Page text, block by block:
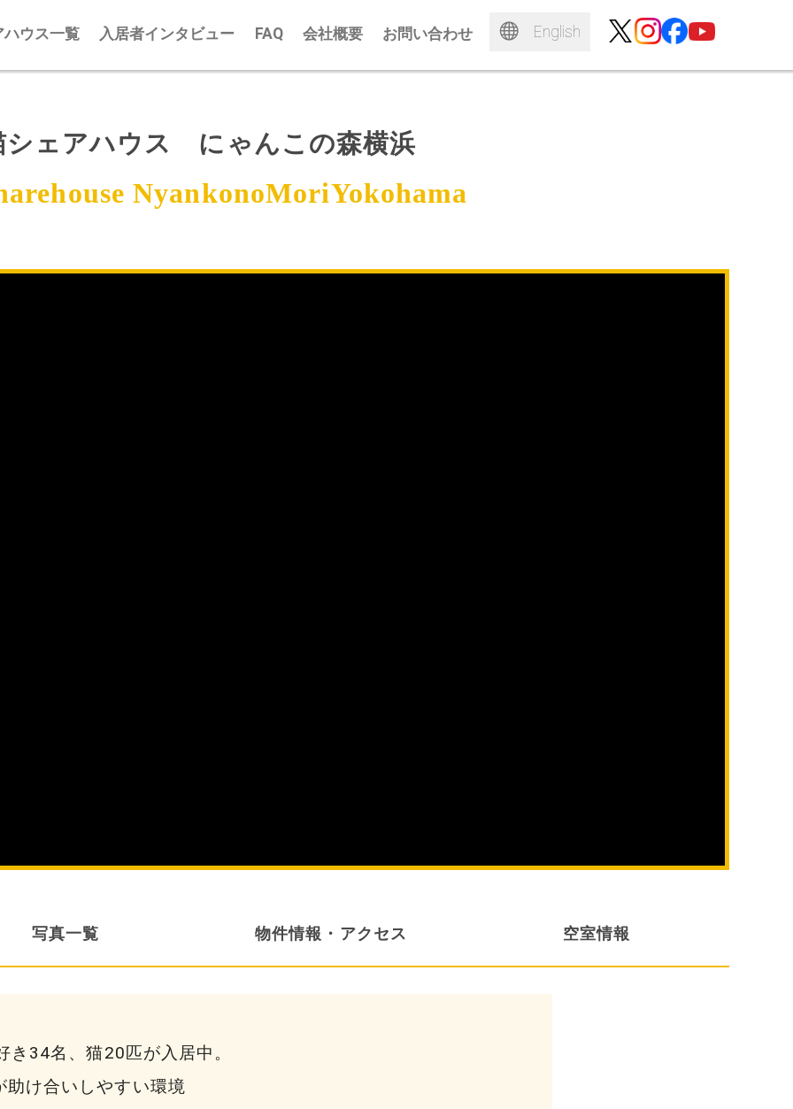
ハウス一覧 入居者インタビュー FAQ 会社概要 お問い合わせ English
シェアハウス にゃんこの森横浜
写真一覧 物件情報 ・アクセス 空室情報
き34名、猫20匹が入居中。
助け合いしやすい環境